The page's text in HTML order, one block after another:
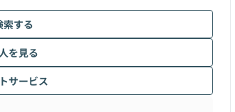
索する
を見る
サービス